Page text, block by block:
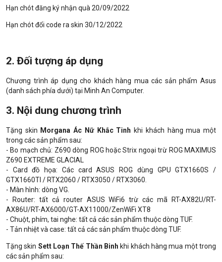
Hạn chót đăng ký nhận quà 20/09/2022
Hạn chót đổi code ra skin 30/12/2022
2. Đối tượng áp dụng
Chương trình áp dụng cho khách hàng mua các sản phẩm Asus
(danh sách phía dưới) tại Minh An Computer.
3. Nội dung chương trình
Tặng skin Morgana Ác Nữ Khắc Tinh khi khách hàng mua một
trong các sản phẩm sau:
- Bo mạch chủ: Z690 dòng ROG hoặc Strix ngoại trừ ROG MAXIMUS
Z690 EXTREME GLACIAL
- Card đồ họa: Các card ASUS ROG dùng GPU GTX1660S /
GTX1660TI / RTX2060 / RTX3050 / RTX3060.
- Màn hình: dòng VG.
- Router: tất cả router ASUS WiFi6 trừ các mã RT-AX82U/RT-
AX86U/RT-AX6000/GT-AX11000/ZenWiFi XT8
- Chuột, phím, tai nghe: tất cả các sản phẩm thuộc dòng TUF.
- Tản nhiệt và case: tất cả các sản phẩm thuộc dòng TUF.
Tặng skin Sett Loạn Thế Thần Binh khi khách hàng mua một trong
các sản phẩm sau: